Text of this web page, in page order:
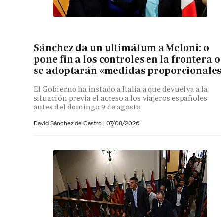
Sánchez da un ultimátum a Meloni: o
pone fin a los controles en la frontera o
se adoptarán «medidas
El Gobierno ha instado a Italia a que devuelva a la
situación previa el acceso a los viajeros españoles
antes del domingo 9 de agosto
David Sánchez de Castro | 07/08/2026